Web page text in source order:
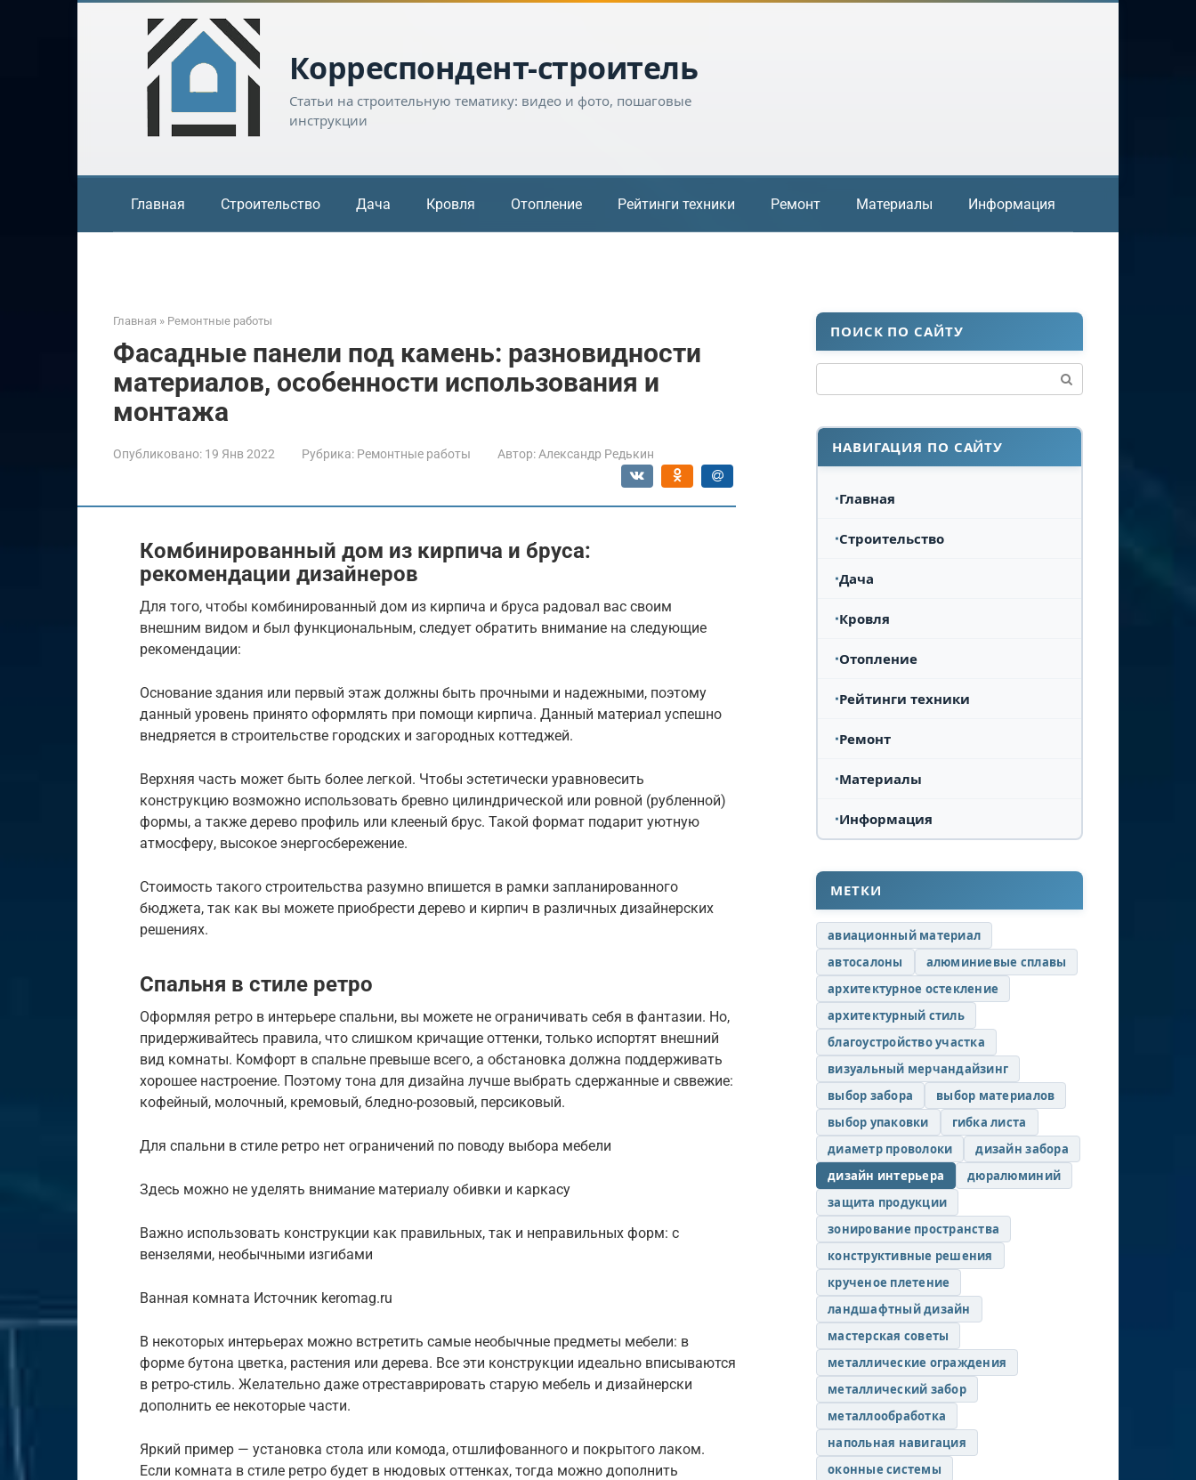
Корреспондент-строитель
Статьи на строительную тематику: видео и фото, пошаговые
инструкции
Главная Строительство Дача Кровля Отопление Рейтинги техники Ремонт Материалы Информация
Главная » Ремонтные работы
Фасадные панели под камень: разновидности
материалов, особенности использования и
монтажа
Опубликовано: 19 Янв 2022 Рубрика: Ремонтные работы Автор: Александр Редькин
Комбинированный дом из кирпича и бруса:
рекомендации дизайнеров
Для того, чтобы комбинированный дом из кирпича и бруса радовал вас своим
внешним видом и был функциональным, следует обратить внимание на следующие
рекомендации:
Основание здания или первый этаж должны быть прочными и надежными, поэтому
данный уровень принято оформлять при помощи кирпича. Данный материал успешно
внедряется в строительстве городских и загородных коттеджей.
Верхняя часть может быть более легкой. Чтобы эстетически уравновесить
конструкцию возможно использовать бревно цилиндрической или ровной (рубленной)
формы, а также дерево профиль или клееный брус. Такой формат подарит уютную
атмосферу, высокое энергосбережение.
Стоимость такого строительства разумно впишется в рамки запланированного
бюджета, так как вы можете приобрести дерево и кирпич в различных дизайнерских
решениях.
Спальня в стиле ретро
Оформляя ретро в интерьере спальни, вы можете не ограничивать себя в фантазии. Но,
придерживайтесь правила, что слишком кричащие оттенки, только испортят внешний
вид комнаты. Комфорт в спальне превыше всего, а обстановка должна поддерживать
хорошее настроение. Поэтому тона для дизайна лучше выбрать сдержанные и сввежие:
кофейный, молочный, кремовый, бледно-розовый, персиковый.
Для спальни в стиле ретро нет ограничений по поводу выбора мебели
Здесь можно не уделять внимание материалу обивки и каркасу
Важно использовать конструкции как правильных, так и неправильных форм: с
вензелями, необычными изгибами
Ванная комната Источник keromag.ru
В некоторых интерьерах можно встретить самые необычные предметы мебели: в
форме бутона цветка, растения или дерева. Все эти конструкции идеально вписываются
в ретро-стиль. Желательно даже отреставрировать старую мебель и дизайнерски
дополнить ее некоторые части.
Яркий пример — установка стола или комода, отшлифованного и покрытого лаком.
Если комната в стиле ретро будет в нюдовых оттенках, тогда можно дополнить
ПОИСК ПО САЙТУ
НАВИГАЦИЯ ПО САЙТУ
Главная
Строительство
Дача
Кровля
Отопление
Рейтинги техники
Ремонт
Материалы
Информация
МЕТКИ
авиационный материал
автосалоны
алюминиевые сплавы
архитектурное остекление
архитектурный стиль
благоустройство участка
визуальный мерчандайзинг
выбор забора
выбор материалов
выбор упаковки
гибка листа
диаметр проволоки
дизайн забора
дизайн интерьера
дюралюминий
защита продукции
зонирование пространства
конструктивные решения
крученое плетение
ландшафтный дизайн
мастерская советы
металлические ограждения
металлический забор
металлообработка
напольная навигация
оконные системы